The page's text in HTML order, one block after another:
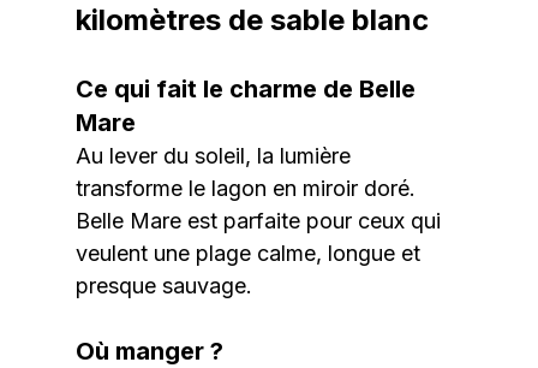
kilomètres de sable blanc
Ce qui fait le charme de Belle
Mare
Au lever du soleil, la lumière
transforme le lagon en miroir doré.
Belle Mare est parfaite pour ceux qui
veulent une plage calme, longue et
presque sauvage.
Où manger ?